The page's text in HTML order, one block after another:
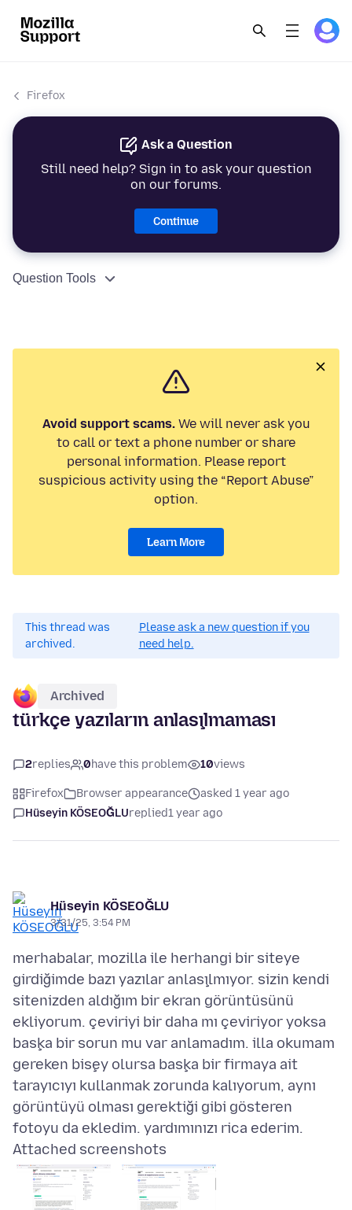
Firefox
Ask a Question
Still need help? Sign in to ask your question
on our forums.
Continue
Question Tools
Avoid support scams.We will never ask you
to call or text a phone number or share
personal information. Please report
suspicious activity using the “Report Abuse”
option.
Learn More
This thread was
archived.
Please ask a new question if you
need help.
Archived
türkçe yazıların anlaşılmaması
2replies 0have this problem 10views
Firefox Browser appearance
asked 1 year ago
Hüseyin KÖSEOĞLUreplied1 year ago
Hüseyin KÖSEOĞLU
3/31/25, 3:54 PM
merhabalar, mozilla ile herhangi bir siteye
girdiğimde bazı yazılar anlaşılmıyor. sizin kendi
sitenizden aldığım bir ekran görüntüsünü
ekliyorum. çeviriyi bir daha mı çeviriyor yoksa
başka bir sorun mu var anlamadım. illa okumam
gereken bişey olursa başka bir firmaya ait
tarayıcıyı kullanmak zorunda kalıyorum, aynı
görüntüyü olması gerektiği gibi gösteren
Attached screenshots